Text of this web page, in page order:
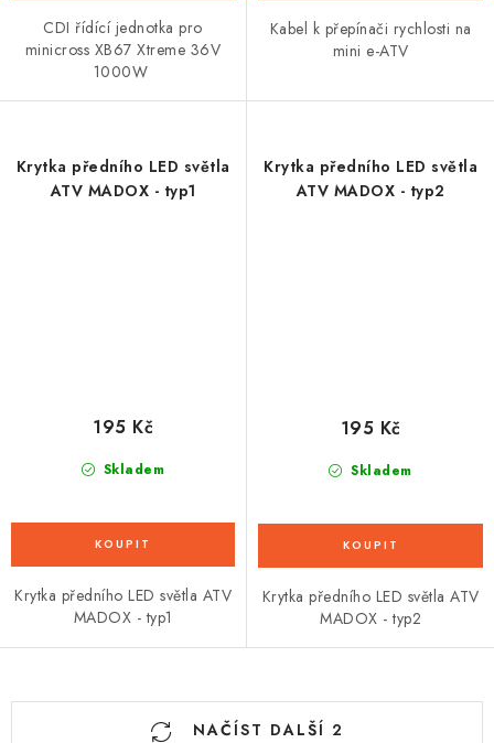
CDI řídící jednotka pro
minicross XB67 Xtreme 36V
1000W
Kabel k přepínači rychlosti na
mini e-ATV
Krytka předního LED světla
ATV MADOX - typ1
Skladem
195 Kč
Krytka předního LED světla ATV
MADOX - typ1
Krytka předního LED světla
ATV MADOX - typ2
Skladem
195 Kč
Krytka předního LED světla ATV
MADOX - typ2
O
NAČÍST DALŠÍ 2